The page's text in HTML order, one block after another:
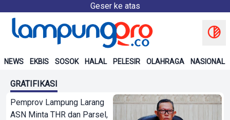
Geser ke atas
NEWS EKBIS SOSOK HALAL PELESIR OLAHRAGA NASIONAL
GRATIFIKASI
Pemprov Lampung Larang
ASN Minta THR dan Parsel,